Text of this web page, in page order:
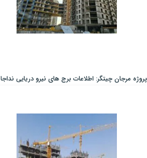
پروژه مرجان چیتگر: اطلاعات برج های نیرو دریایی نداجا